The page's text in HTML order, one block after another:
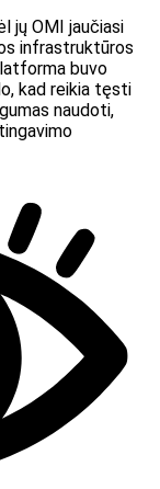
jų OMI jaučiasi
infrastruktūros
buvo
kad reikia tęsti
naudoti,